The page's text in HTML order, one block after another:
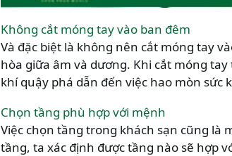
Không cắt móng tay vào ban đêm
Và đặc biệt là không nên cắt móng tay
hòa giữa âm và dương. Khi cắt móng
khí quậy phá dẫn đến việc hao mòn sức
Chọn tầng phù hợp với mệnh
Việc chọn tầng trong khách sạn cũng là
tầng, ta xác định được tầng nào sẽ hợp